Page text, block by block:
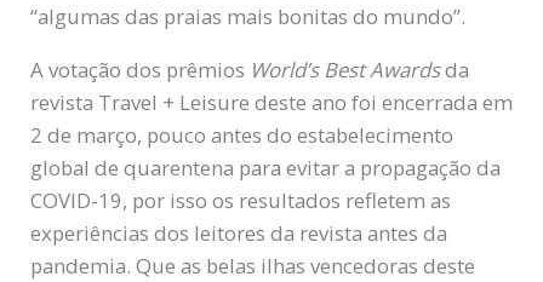
“algumas das praias mais bonitas do mundo”.
A votação dos prêmios World’s Best Awardsda
revista Travel + Leisure deste ano foi encerrada em
2 de março, pouco antes do estabelecimento
global de quarentena para evitar a propagação da
COVID-19, por isso os resultados refletem as
experiências dos leitores da revista antes da
pandemia. Que as belas ilhas vencedoras deste